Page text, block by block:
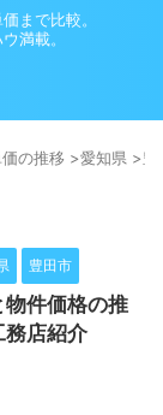
まで比較。
満載。
の推移 >愛知県 >豊
豊田市
件価格の推
務店紹介